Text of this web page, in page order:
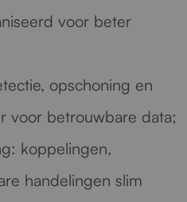
voor beter
opschoning en
voor betrouwbare data;
koppelingen,
handelingen slim